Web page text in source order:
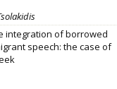
integration of borrowed
speech: the case of